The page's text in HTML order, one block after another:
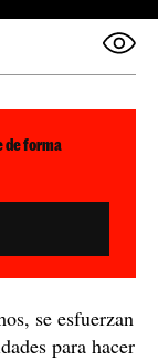
de forma
se esfuerzan
para hacer